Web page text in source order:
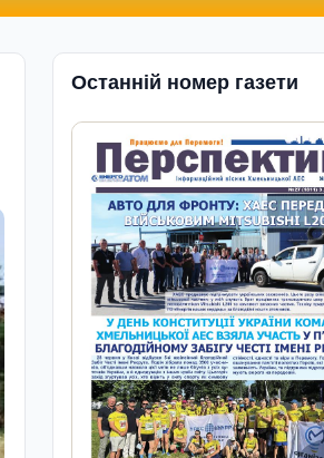
Останній номер газети